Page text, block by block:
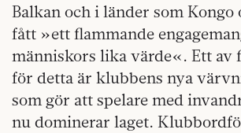
Balkan och i länder som Kongo
fått »ett flammande
människors lika värde«. Ett av
för detta är klubbens nya
som gör att spelare med
nu dominerar laget.